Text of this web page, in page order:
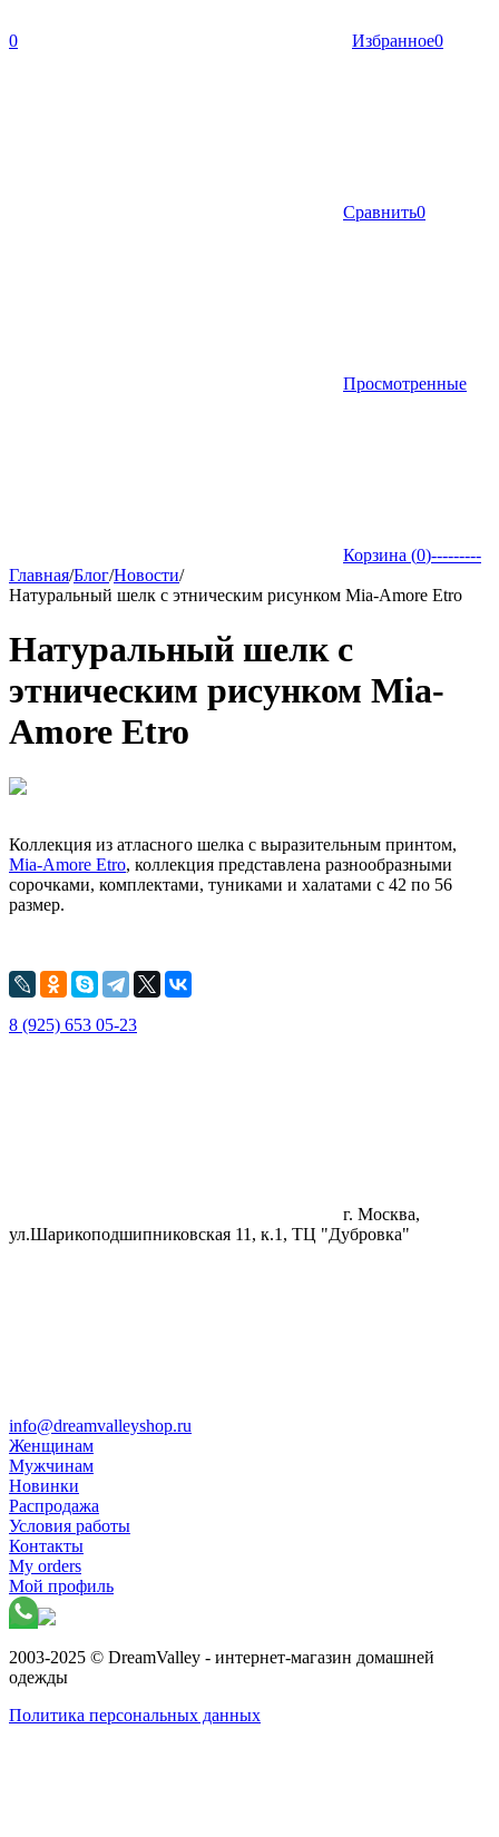
0 Избранное0
Сравнить0
Просмотренные
Корзина (0)---------
Главная/Блог/Новости/
Натуральный шелк с этническим рисунком Mia-Amore Etro
Натуральный шелк с
этническим рисунком Mia-
Amore Etro
Коллекция из атласного шелка с выразительным принтом,
Mia-Amore Etro, коллекция представлена разнообразными
сорочками, комплектами, туниками и халатами с 42 по 56
размер.
8 (925) 653 05-23
г. Москва,
ул.Шарикоподшипниковская 11, к.1, ТЦ "Дубровка"
info@dreamvalleyshop.ru
Женщинам
Мужчинам
Новинки
Распродажа
Условия работы
Контакты
My orders
Мой профиль
2003-2025 © DreamValley - интернет-магазин домашней
одежды
Политика персональных данных